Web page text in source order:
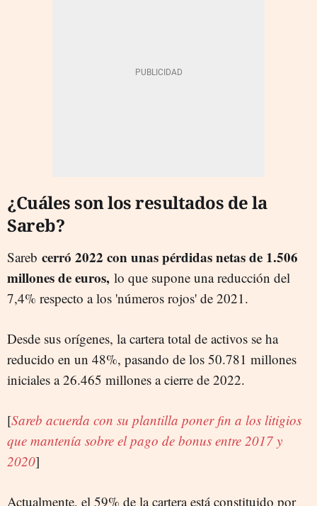
¿Cuáles son los resultados de la
Sareb?
Sareb cerró 2022 con unas pérdidas netas de 1.506
millones de euros, lo que supone una reducción del
7,4% respecto a los 'números rojos' de 2021.
Desde sus orígenes, la cartera total de activos se ha
reducido en un 48%, pasando de los 50.781 millones
iniciales a 26.465 millones a cierre de 2022.
[Sareb acuerda con su plantilla poner fin a los litigios
que mantenía sobre el pago de bonus entre 2017 y
2020]
Actualmente, el 59% de la cartera está constituido por